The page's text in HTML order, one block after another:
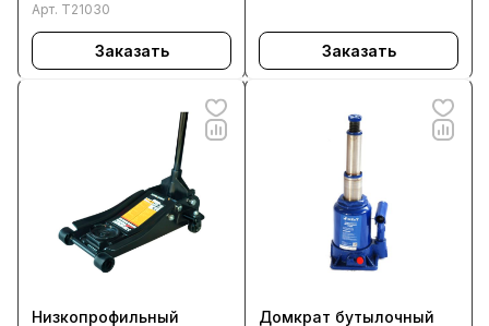
Арт. T21030
Заказать Заказать
Низкопрофильный
Домкрат бутылочный